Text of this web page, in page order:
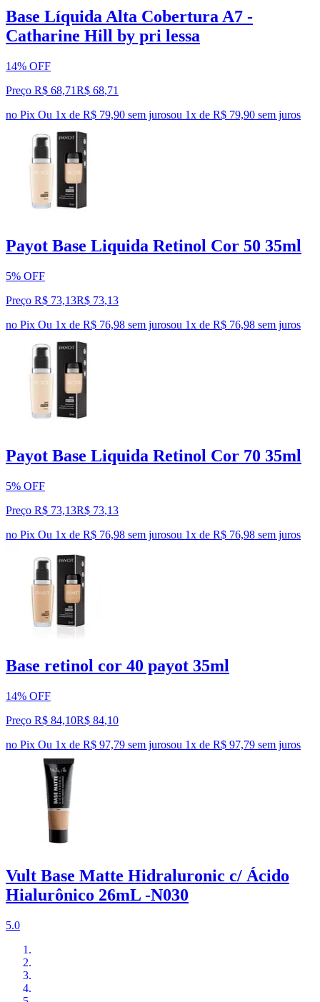
Base Líquida Alta Cobertura A7 -
Catharine Hill by pri lessa
14% OFF
Preço R$ 68,71R$ 68,71
no Pix Ou 1x de R$ 79,90 sem jurosou 1x de R$ 79,90 sem juros
Payot Base Liquida Retinol Cor 50 35ml
5% OFF
Preço R$ 73,13R$ 73,13
no Pix Ou 1x de R$ 76,98 sem jurosou 1x de R$ 76,98 sem juros
Payot Base Liquida Retinol Cor 70 35ml
5% OFF
Preço R$ 73,13R$ 73,13
no Pix Ou 1x de R$ 76,98 sem jurosou 1x de R$ 76,98 sem juros
Base retinol cor 40 payot 35ml
14% OFF
Preço R$ 84,10R$ 84,10
no Pix Ou 1x de R$ 97,79 sem jurosou 1x de R$ 97,79 sem juros
Vult Base Matte Hidraluronic c/ Ácido
Hialurônico 26mL -N030
5.0